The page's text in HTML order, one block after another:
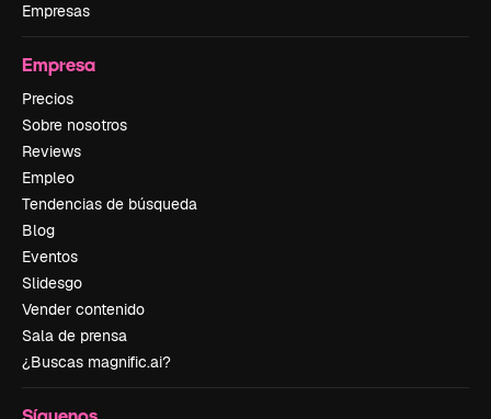
Empresas
Empresa
Precios
Sobre nosotros
Reviews
Empleo
Tendencias de búsqueda
Blog
Eventos
Slidesgo
Vender contenido
Sala de prensa
¿Buscas magnific.ai?